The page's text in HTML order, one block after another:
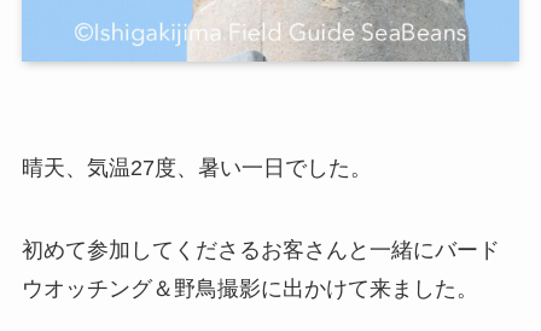
晴天、気温27度、暑い一日でした。
初めて参加してくださるお客さんと一緒にバード
ウオッチング＆野鳥撮影に出かけて来ました。